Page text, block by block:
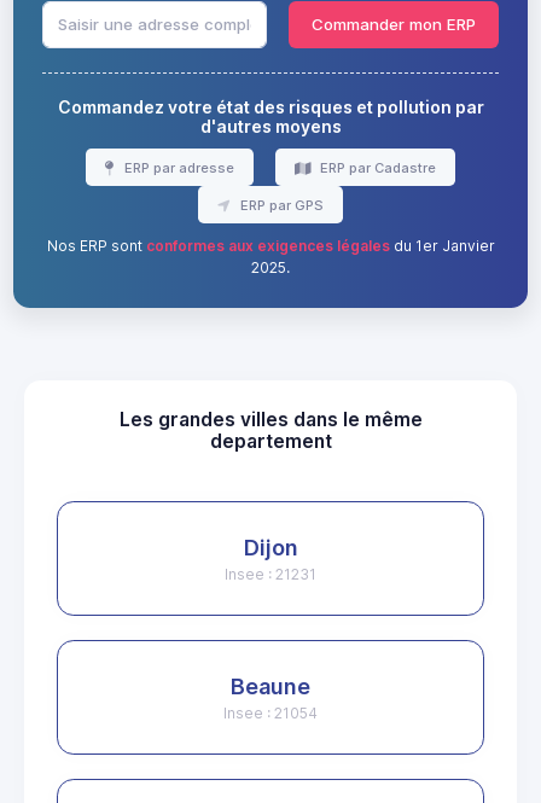
Commander mon ERP
Commandez votre état des risques et pollution par
d'autres moyens
ERP par adresse ERP par Cadastre
ERP par GPS
Nos ERP sont conformes aux exigences légalesdu 1er Janvier
2025.
Les grandes villes dans le même
departement
Dijon
Insee : 21231
Beaune
Insee : 21054